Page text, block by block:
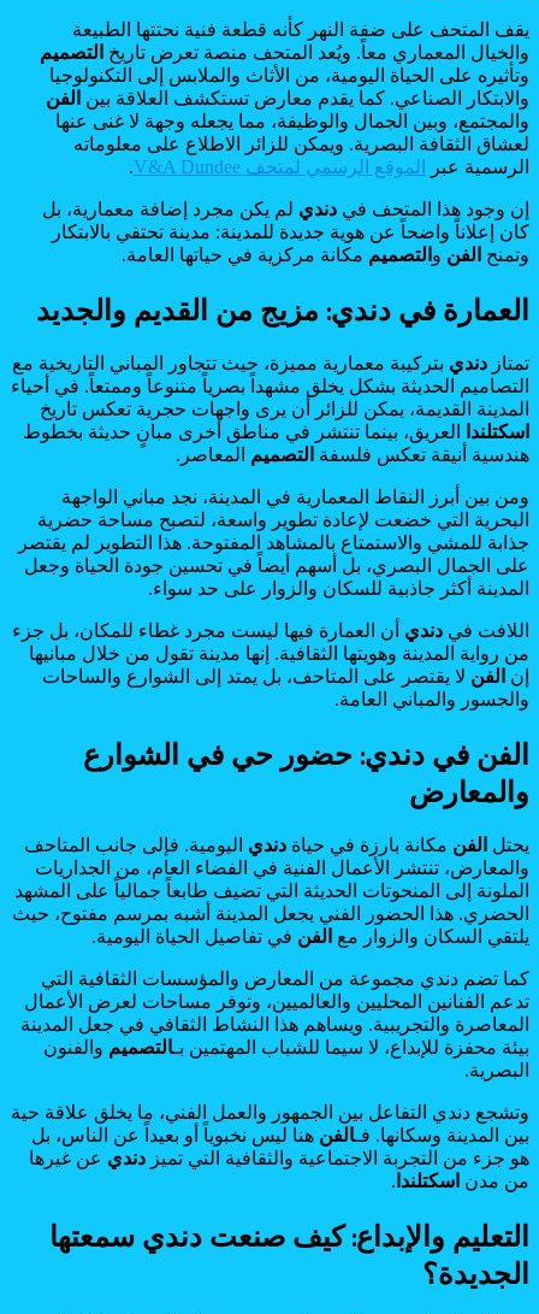
يقف المتحف على ضفة النهر كأنه قطعة فنية نحتتها الطبيعة
والخيال المعماري معاً. ويُعد المتحف منصة تعرض تاريخ التصميم
وتأثيره على الحياة اليومية، من الأثاث والملابس إلى التكنولوجيا
والابتكار الصناعي. كما يقدم معارض تستكشف العلاقة بين الفن
والمجتمع، وبين الجمال والوظيفة، مما يجعله وجهة لا غنى عنها
لعشاق الثقافة البصرية. ويمكن للزائر الاطلاع على معلوماته
الرسمية عبر
الموقع الرسمي لمتحف V&A Dundee .
إن وجود هذا المتحف في دندي لم يكن مجرد إضافة معمارية، بل
كان إعلاناً واضحاً عن هوية جديدة للمدينة: مدينة تحتفي بالابتكار
وتمنح الفن و التصميم مكانة مركزية في حياتها العامة.
العمارة في دندي: مزيج من القديم والجديد
تمتاز دندي بتركيبة معمارية مميزة، حيث تتجاور المباني التاريخية مع
التصاميم الحديثة بشكل يخلق مشهداً بصرياً متنوعاً وممتعاً. في أحياء
المدينة القديمة، يمكن للزائر أن يرى واجهات حجرية تعكس تاريخ
اسكتلندا
العريق، بينما تنتشر في مناطق أخرى مبانٍ حديثة بخطوط
هندسية أنيقة تعكس فلسفة التصميم المعاصر.
ومن بين أبرز النقاط المعمارية في المدينة، نجد مباني الواجهة
البحرية التي خضعت لإعادة تطوير واسعة، لتصبح مساحة حضرية
جذابة للمشي والاستمتاع بالمشاهد المفتوحة. هذا التطوير لم يقتصر
على الجمال البصري، بل أسهم أيضاً في تحسين جودة الحياة وجعل
المدينة أكثر جاذبية للسكان والزوار على حد سواء.
اللافت في دندي أن العمارة فيها ليست مجرد غطاء للمكان، بل جزء
من رواية المدينة وهويتها الثقافية. إنها مدينة تقول من خلال مبانيها
إن الفن لا يقتصر على المتاحف، بل يمتد إلى الشوارع والساحات
والجسور والمباني العامة.
الفن في دندي: حضور حي في الشوارع
والمعارض
يحتل الفن مكانة بارزة في حياة دندي اليومية. فإلى جانب المتاحف
والمعارض، تنتشر الأعمال الفنية في الفضاء العام، من الجداريات
الملونة إلى المنحوتات الحديثة التي تضيف طابعاً جمالياً على المشهد
الحضري. هذا الحضور الفني يجعل المدينة أشبه بمرسم مفتوح، حيث
يلتقي السكان والزوار مع الفن في تفاصيل الحياة اليومية.
كما تضم دندي مجموعة من المعارض والمؤسسات الثقافية التي
تدعم الفنانين المحليين والعالميين، وتوفر مساحات لعرض الأعمال
المعاصرة والتجريبية. ويساهم هذا النشاط الثقافي في جعل المدينة
بيئة محفزة للإبداع، لا سيما للشباب المهتمين بـالتصميم والفنون
البصرية.
وتشجع دندي التفاعل بين الجمهور والعمل الفني، ما يخلق علاقة حية
بين المدينة وسكانها. فـالفن هنا ليس نخبوياً أو بعيداً عن الناس، بل
هو جزء من التجربة الاجتماعية والثقافية التي تميز دندي عن غيرها
من مدن اسكتلندا .
التعليم والإبداع: كيف صنعت دندي سمعتها
الجديدة؟